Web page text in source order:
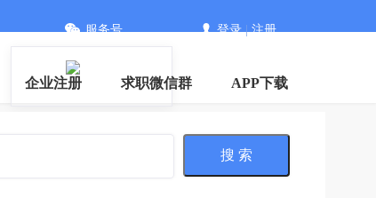
服务号 登录|注册
企业注册 求职微信群 APP下载
搜 索